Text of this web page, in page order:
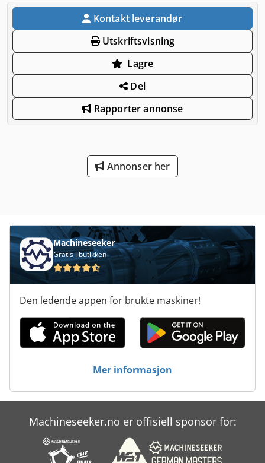
Kontakt leverandør
Utskriftsvisning
Lagre
Del
Rapporter annonse
Annonser her
Machineseeker
Gratis i butikken
Den ledende appen for brukte maskiner!
Mer informasjon
Machineseeker.no er offisiell sponsor for: